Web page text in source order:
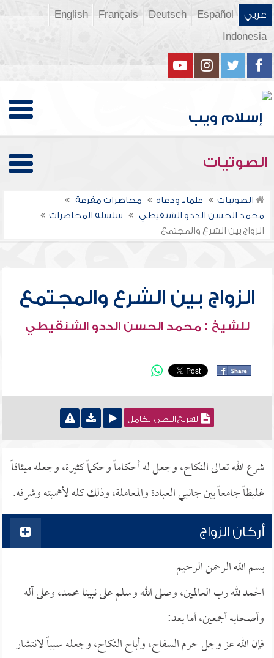
عربي Español
Deutsch
Français
English
Indonesia
الصوتيات
الصوتيات علماء ودعاة
محاضرات مفرغة
محمد الحسن الددو الشنقيطي
سلسلة المحاضرات
الزواج بين الشرع والمجتمع
الزواج بين الشرع والمجتمع
للشيخ : محمد الحسن الددو الشنقيطي
التفريغ النصي الكامل
شرع الله تعالى النكاح، وجعل له أحكاماً وحكماً كثيرة، وجعله ميثاقاً
غليظاً جامعاً بين جانبي العبادة والمعاملة، وذلك كله لأهميته وشرفه.
أركان الزواج
بسم الله الرحمن الرحيم
الحمد لله رب العالمين، وصلى الله وسلم على نبينا محمد، وعلى آله
وأصحابه أجمعين، أما بعد:
فإن الله عز وجل حرم السفاح، وأباح النكاح، وجعله سبباً لانتشار